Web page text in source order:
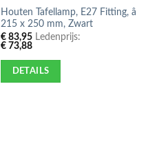
Houten Tafellamp, E27 Fitting, â
215 x 250 mm, Zwart
€83,95Ledenprijs:
€73,88
DETAILS